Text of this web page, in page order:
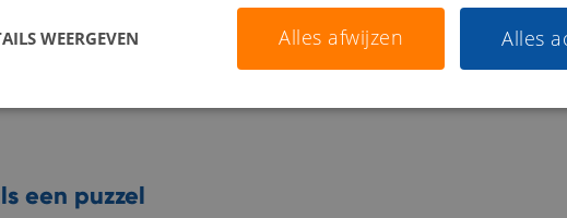
een puzzel
Alles
Alles afwijzen
WEERGEVEN